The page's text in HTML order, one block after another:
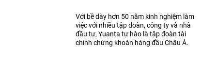
Với bề dày hơn 50 năm kinh nghiệm làm
việc với nhiều tập đoàn, công ty và nhà
đầu tư, Yuanta tự hào là tập đoàn tài
chính chứng khoán hàng đầu Châu Á.